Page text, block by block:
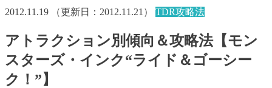
2012.11.19 （更新日： 2012.11.21 ） TDR攻略法
アトラクション別傾向＆攻略法【モン
スターズ・インク“ライド＆ゴーシー
ク！”】